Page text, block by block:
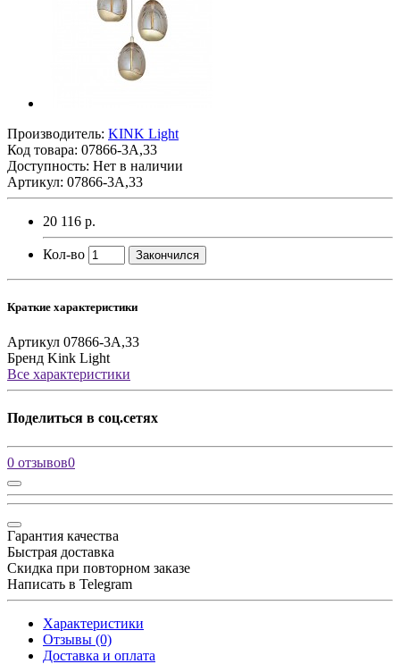
Производитель: KINK Light
Код товара: 07866-3A,33
Доступность: Нет в наличии
Артикул: 07866-3A,33
20 116 р.
Кол-во Закончился
Краткие характеристики
Артикул 07866-3A,33
Бренд Kink Light
Все характеристики
Поделиться в соц.сетях
0 отзывов0
Гарантия качества
Быстрая доставка
Скидка при повторном заказе
Написать в Telegram
Характеристики
Отзывы (0)
Доставка и оплата